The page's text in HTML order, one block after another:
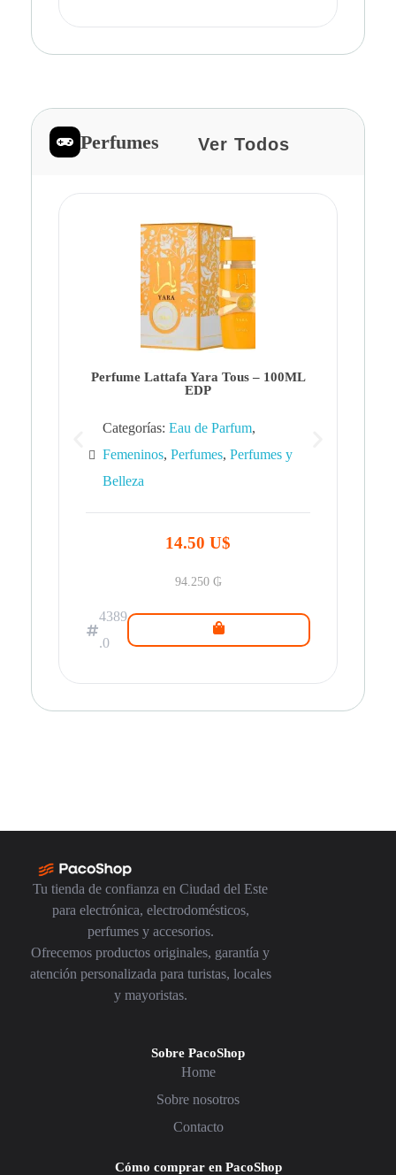
Perfumes Ver Todos
Perfume Lattafa Yara Tous – 100ML
EDP
Categorías: Eau de Parfum,
Femeninos, Perfumes, Perfumes y
Belleza
14.50 U$
94.250 ₲
4389
.0
Tu tienda de confianza en Ciudad del Este
para electrónica, electrodomésticos,
perfumes y accesorios.
Ofrecemos productos originales, garantía y
atención personalizada para turistas, locales
y mayoristas.
Sobre PacoShop
Home
Sobre nosotros
Contacto
Cómo comprar en PacoShop